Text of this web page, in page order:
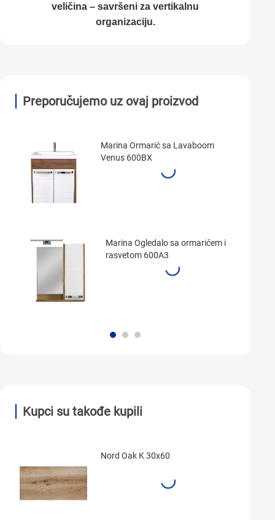
veličina – savršeni za vertikalnu
organizaciju.
Preporučujemo uz ovaj proizvod
Marina Ormarić sa Lavaboom
Venus 600BX
Marina Ogledalo sa ormarićem i
rasvetom 600A3
Kupci su takođe kupili
Nord Oak K 30x60